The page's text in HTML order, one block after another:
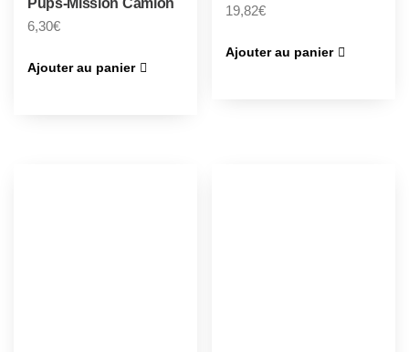
6,30€
Ajouter au panier
19,82€
Ajouter au panier